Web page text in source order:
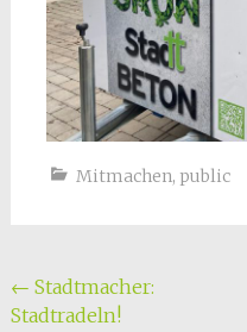
Mitmachen, public
Beitragsnavigation
← Stadtmacher:
Stadtradeln!